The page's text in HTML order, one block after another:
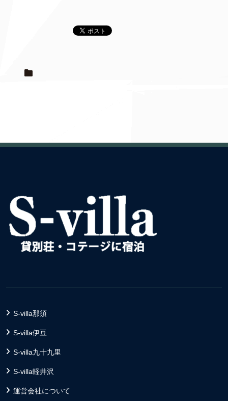
S-villa那須
S-villa伊豆
S-villa九十九里
S-villa軽井沢
運営会社について